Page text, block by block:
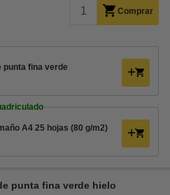
Comprar
punta fina verde
A4 25 hojas (80 g/m2)
punta fina verde hielo